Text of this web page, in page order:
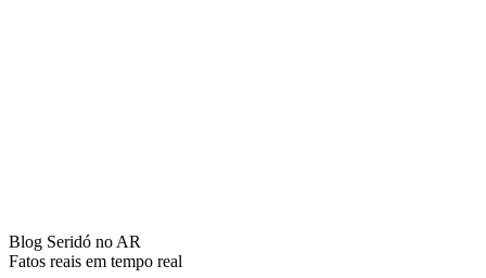
Blog Seridó no AR
Fatos reais em tempo real